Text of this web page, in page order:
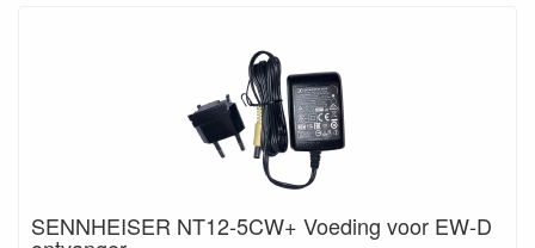
SENNHEISER NT12-5CW+ Voeding voor EW-D